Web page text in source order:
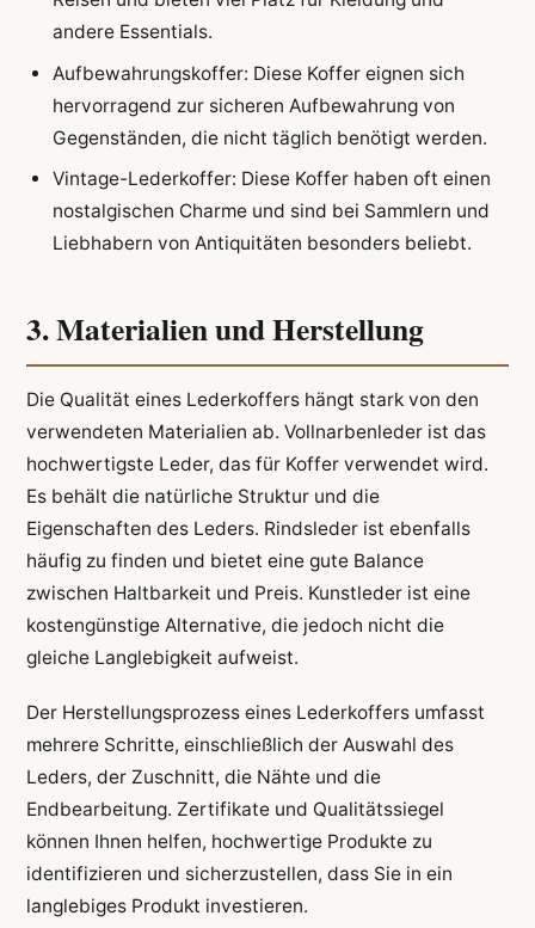
andere Essentials.
Aufbewahrungskoffer: Diese Koffer eignen sich
hervorragend zur sicheren Aufbewahrung von
Gegenständen, die nicht täglich benötigt werden.
Vintage-Lederkoffer: Diese Koffer haben oft einen
nostalgischen Charme und sind bei Sammlern und
Liebhabern von Antiquitäten besonders beliebt.
3. Materialien und Herstellung
Die Qualität eines Lederkoffers hängt stark von den
verwendeten Materialien ab. Vollnarbenleder ist das
hochwertigste Leder, das für Koffer verwendet wird.
Es behält die natürliche Struktur und die
Eigenschaften des Leders. Rindsleder ist ebenfalls
häufig zu finden und bietet eine gute Balance
zwischen Haltbarkeit und Preis. Kunstleder ist eine
kostengünstige Alternative, die jedoch nicht die
gleiche Langlebigkeit aufweist.
Der Herstellungsprozess eines Lederkoffers umfasst
mehrere Schritte, einschließlich der Auswahl des
Leders, der Zuschnitt, die Nähte und die
Endbearbeitung. Zertifikate und Qualitätssiegel
können Ihnen helfen, hochwertige Produkte zu
identifizieren und sicherzustellen, dass Sie in ein
langlebiges Produkt investieren.